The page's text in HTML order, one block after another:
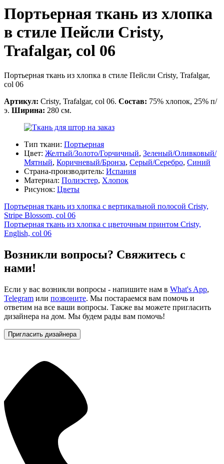
Портьерная ткань из хлопка
в стиле Пейсли Cristy,
Trafalgar, col 06
Портьерная ткань из хлопка в стиле Пейсли Cristy, Trafalgar,
col 06
Артикул: Cristy, Trafalgar, col 06. Состав: 75% хлопок, 25% п/
э. Ширина: 280 см.
Тип ткани: Портьерная
Цвет: Желтый/Золото/Горчичный, Зеленый/Оливковый/
Мятный, Коричневый/Бронза, Серый/Серебро, Синий
Страна-производитель: Испания
Материал: Полиэстер, Хлопок
Рисунок: Цветы
Портьерная ткань из хлопка с вертикальной полосой Cristy,
Stripe Blossom, col 06
Портьерная ткань из хлопка с цветочным принтом Cristy,
English, col 06
Возникли вопросы? Свяжитесь с
нами!
Если у вас возникли вопросы - напишите нам в What's App,
Telegram или позвоните. Мы постараемся вам помочь и
ответим на все ваши вопросы. Также вы можете пригласить
дизайнера на дом. Мы будем рады вам помочь!
Пригласить дизайнера